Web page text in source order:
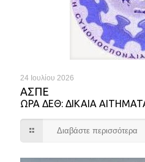
24 Ιουλίου 2026
ΑΣΠΕ
ΩΡΑ ΔΕΘ: ΔΙΚΑΙΑ
Διαβάστε περισσότερα